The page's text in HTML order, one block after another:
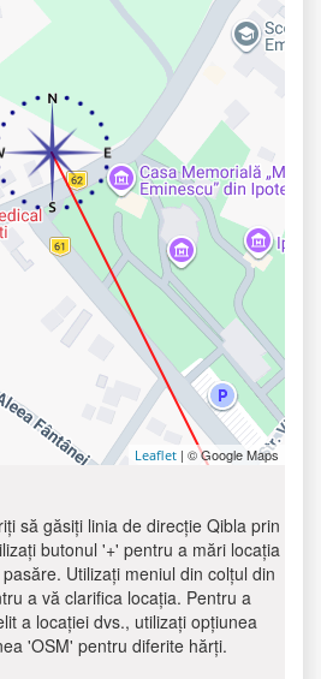
Leaflet | © Google Maps
să găsiți linia de direcție Qibla prin
butonul '+' pentru a mări locația
Utilizați meniul din colțul din
a vă clarifica locația. Pentru a
a locației dvs., utilizați opțiunea
'OSM' pentru diferite hărți.